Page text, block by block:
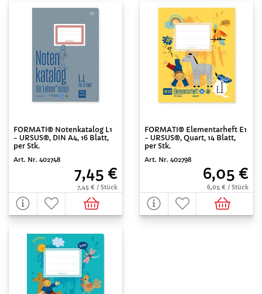
FORMATI® Notenkatalog L1
- URSUS®, DIN A4, 16 Blatt,
per Stk.
Art. Nr. 402748
7,45 €
7,45 € / Stück
FORMATI® Elementarheft E1
- URSUS®, Quart, 14 Blatt,
per Stk.
Art. Nr. 402798
6,05 €
6,05 € / Stück